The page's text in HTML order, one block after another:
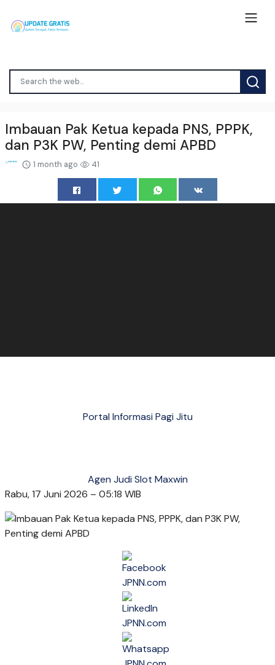
Imbauan Pak Ketua kepada PNS, PPPK,
dan P3K PW, Penting demi APBD
1 month ago 41
Portal Informasi Pagi Jitu
Agen Judi Slot Maxwin
Rabu, 17 Juni 2026 – 05:18 WIB